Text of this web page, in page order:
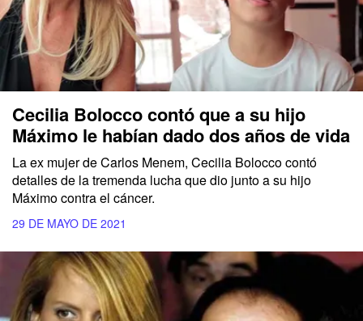
Cecilia Bolocco contó que a su hijo
Máximo le habían dado dos años de vida
La ex mujer de Carlos Menem, Cecilia Bolocco contó
detalles de la tremenda lucha que dio junto a su hijo
Máximo contra el cáncer.
29 DE MAYO DE 2021